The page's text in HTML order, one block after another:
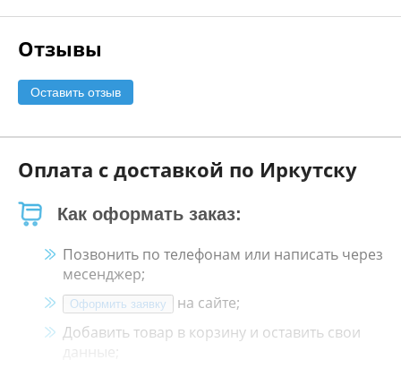
Отзывы
Оставить отзыв
Оплата с доставкой по Иркутску
Как оформать заказ:
Позвонить по телефонам или написать через
месенджер;
Оформить заявку
на сайте;
Добавить товар в корзину и оставить свои
данные;